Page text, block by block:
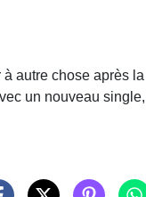
autre chose après
un nouveau